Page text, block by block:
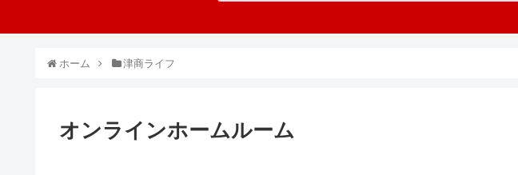
ホーム 津商ライフ
オンラインホームルーム